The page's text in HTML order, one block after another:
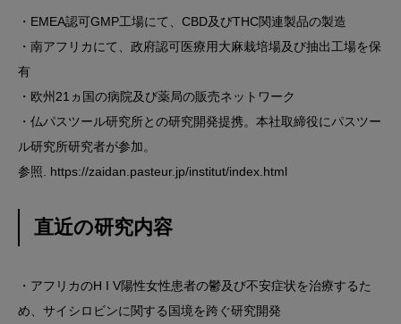
・EMEA認可GMP工場にて、CBD及びTHC関連製品の製造
・南アフリカにて、政府認可医療用大麻栽培場及び抽出工場を保
有
・欧州21ヵ国の病院及び薬局の販売ネットワーク
・仏パスツール研究所との研究開発提携。本社取締役にパスツー
ル研究所研究者が参加。
参照. https://zaidan.pasteur.jp/institut/index.html
直近の研究内容
・アフリカのH I V陽性女性患者の鬱及び不安症状を治療するた
め、サイシロビンに関する国境を跨ぐ研究開発